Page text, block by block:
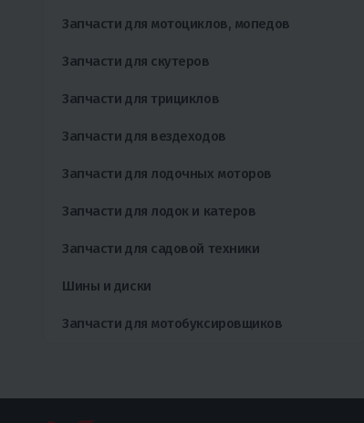
Запчасти для мотоциклов, мопедов
Запчасти для скутеров
Запчасти для трициклов
Запчасти для вездеходов
Запчасти для лодочных моторов
Запчасти для лодок и катеров
Запчасти для садовой техники
Шины и диски
Запчасти для мотобуксировщиков